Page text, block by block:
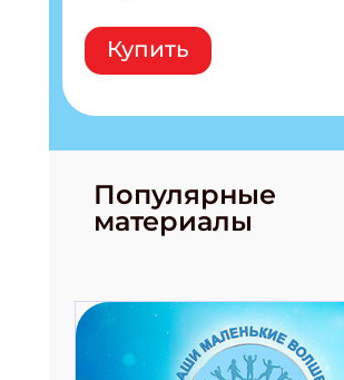
Купить
Популярные
материалы